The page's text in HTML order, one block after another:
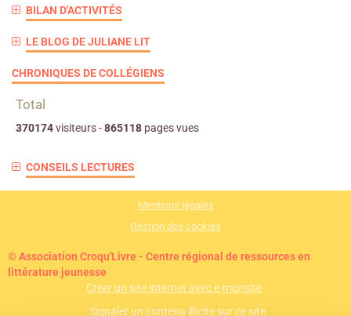
BILAN D'ACTIVITÉS
LE BLOG DE JULIANE LIT
CHRONIQUES DE COLLÉGIENS
Total
370174visiteurs -865118 pages vues
CONSEILS LECTURES
Mentions légales
Gestion des cookies
© Association Croqu'Livre - Centre régional de ressources en
littérature jeunesse
Créer un site internet avec e-monsite
Signaler un contenu illicite sur ce site